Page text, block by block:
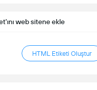
web sitene ekle
HTML Etiketi Oluştur